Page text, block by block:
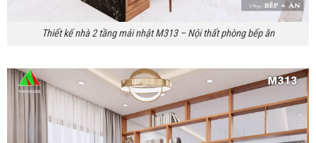
Thiết kế nhà 2 tầng mái nhật M313 – Nội thất phòng bếp ăn